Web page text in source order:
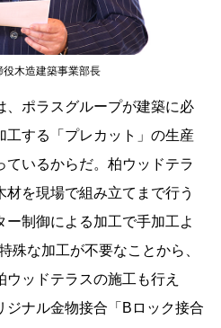
役木造建築事業部長
ポラスグループが建築に必
工する「プレカット」の生産
いるからだ。柏ウッドテラ
を現場で組み立てまで行う
制御による加工で手加工よ
殊な加工が不要なことから、
ッドテラスの施工も行え
ジナル金物接合「Bロック接合